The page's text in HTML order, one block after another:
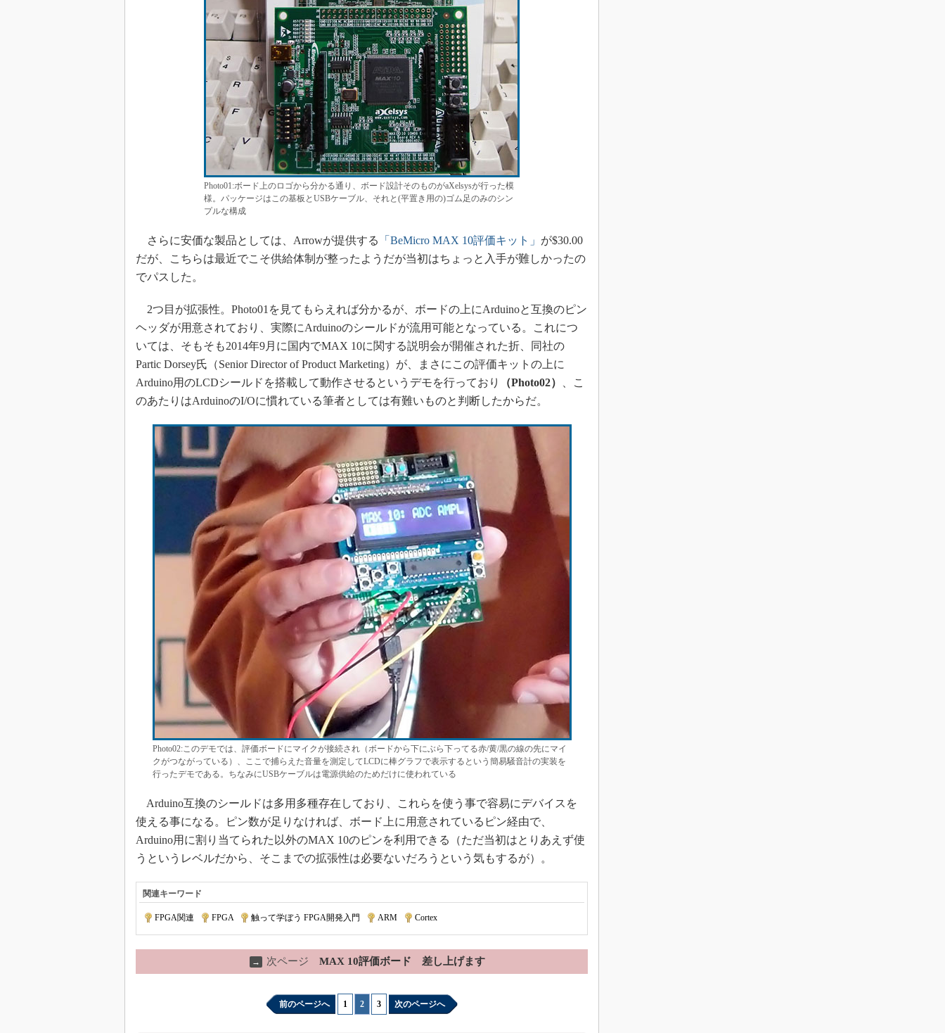
Photo01:ボード上のロゴから分かる通り、ボード設計そのものがaXelsysが行った模
様。パッケージはこの基板とUSBケーブル、それと(平置き用の)ゴム足のみのシン
プルな構成
さらに安価な製品としては、Arrowが提供する 「BeMicro MAX 10評価キット」 が$30.00
だが、こちらは最近でこそ供給体制が整ったようだが当初はちょっと入手が難しかったの
でパスした。
2つ目が拡張性。Photo01を見てもらえれば分かるが、ボードの上にArduinoと互換のピン
ヘッダが用意されており、実際にArduinoのシールドが流用可能となっている。これにつ
いては、そもそも2014年9月に国内でMAX 10に関する説明会が開催された折、同社の
Partic Dorsey氏（Senior Director of Product Marketing）が、まさにこの評価キットの上に
Arduino用のLCDシールドを搭載して動作させるというデモを行っており
（Photo02）
、こ
のあたりはArduinoのI/Oに慣れている筆者としては有難いものと判断したからだ。
Photo02:このデモでは、評価ボードにマイクが接続され（ボードから下にぶら下ってる赤/黄/黒の線の先にマイ
クがつながっている）、ここで捕らえた音量を測定してLCDに棒グラフで表示するという簡易騒音計の実装を
行ったデモである。ちなみにUSBケーブルは電源供給のためだけに使われている
Arduino互換のシールドは多用多種存在しており、これらを使う事で容易にデバイスを
使える事になる。ピン数が足りなければ、ボード上に用意されているピン経由で、
Arduino用に割り当てられた以外のMAX 10のピンを利用できる（ただ当初はとりあえず使
うというレベルだから、そこまでの拡張性は必要ないだろうという気もするが）。
関連キーワード
FPGA関連 FPGA| 触って学ぼう FPGA開発入門 ARM Cortex
→ 次ページ MAX 10評価ボード 差し上げます
前のページへ 1 2 3 次のページへ